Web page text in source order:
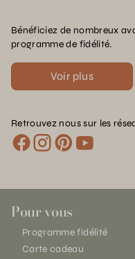
Bénéficiez de nombreux
programme de fidélité.
Voir plus
Retrouvez nous sur les
Pour vous
Programme fidélité
Carte cadeau